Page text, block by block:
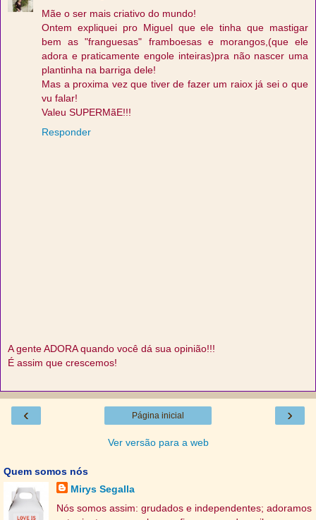
Mãe o ser mais criativo do mundo!
Ontem expliquei pro Miguel que ele tinha que mastigar
bem as "franguesas" framboesas e morangos,(que ele
adora e praticamente engole inteiras)pra não nascer uma
plantinha na barriga dele!
Mas a proxima vez que tiver de fazer um raiox já sei o que
vu falar!
Valeu SUPERMãE!!!
Responder
A gente ADORA quando você dá sua opinião!!!
É assim que crescemos!
‹ ›
Página inicial
Ver versão para a web
Quem somos nós
Mirys Segalla
Nós somos assim: grudados e independentes; adoramos